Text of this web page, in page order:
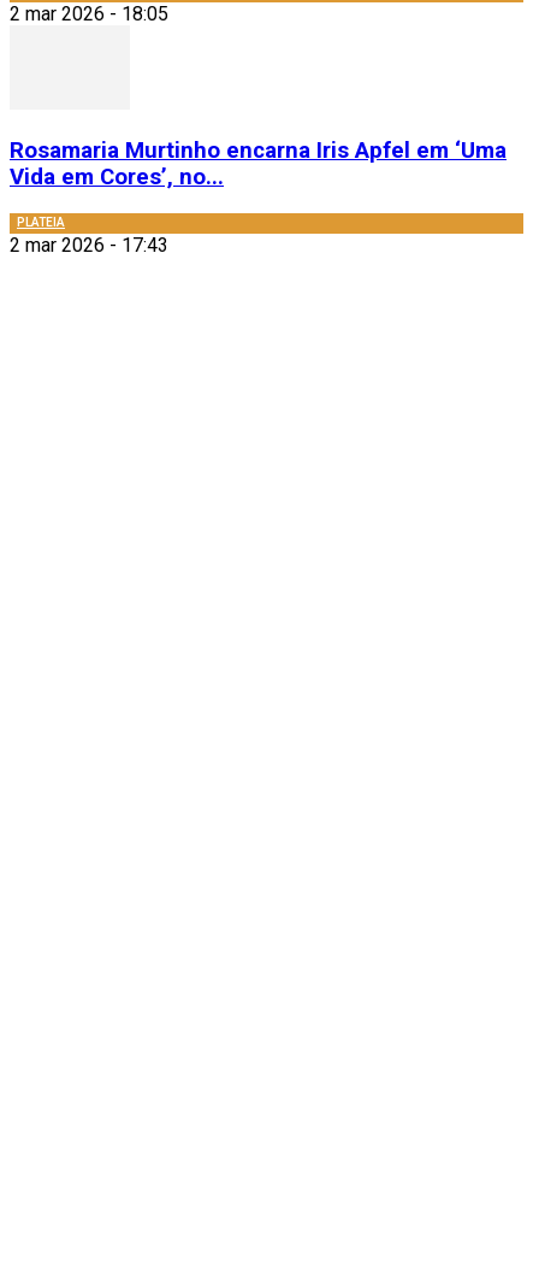
2 mar 2026 - 18:05
Rosamaria Murtinho encarna Iris Apfel em ‘Uma
Vida em Cores’, no...
PLATEIA
2 mar 2026 - 17:43